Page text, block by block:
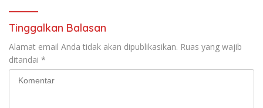
Tinggalkan Balasan
Alamat email Anda tidak akan dipublikasikan. Ruas yang wajib
ditandai *